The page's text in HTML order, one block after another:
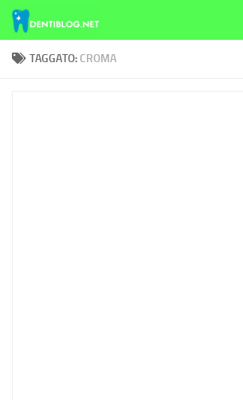
Skip to content
TAGGATO: CROMA